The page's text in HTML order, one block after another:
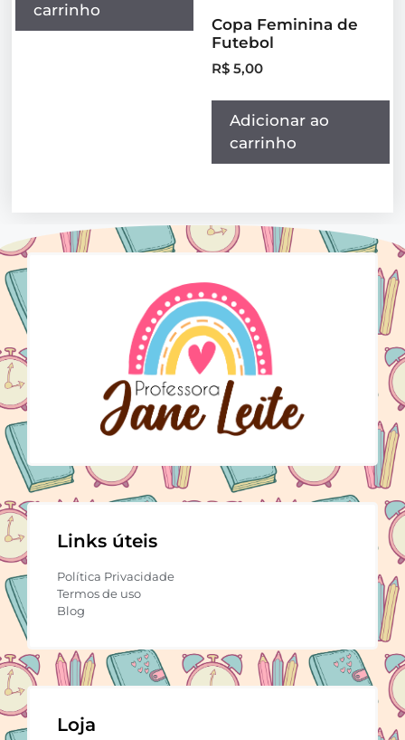
carrinho
Copa Feminina de
Futebol
R$ 5,00
Adicionar ao
carrinho
Links úteis
Política Privacidade
Termos de uso
Blog
Loja